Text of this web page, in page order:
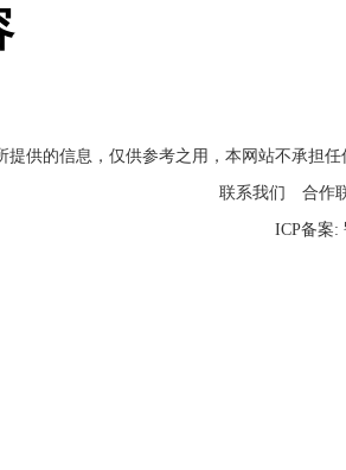
提供的信息，仅供参考之用，本网站不承担
联系我们 合作
ICP备案: